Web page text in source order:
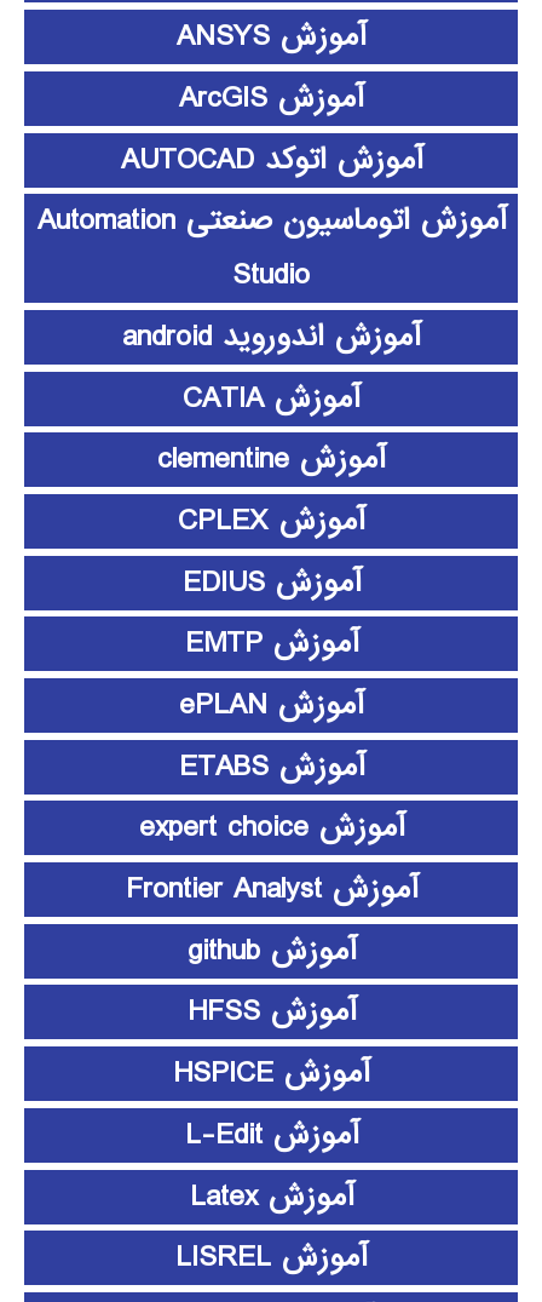
آموزش ANSYS
آموزش ArcGIS
آموزش اتوکد AUTOCAD
آموزش اتوماسیون صنعتی Automation
Studio
آموزش اندوروید android
آموزش CATIA
آموزش clementine
آموزش CPLEX
آموزش EDIUS
آموزش EMTP
آموزش ePLAN
آموزش ETABS
آموزش expert choice
آموزش Frontier Analyst
آموزش github
آموزش HFSS
آموزش HSPICE
آموزش L-Edit
آموزش Latex
آموزش LISREL